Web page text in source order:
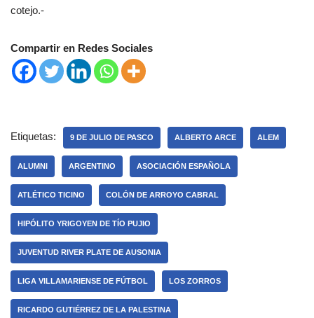
cotejo.-
Compartir en Redes Sociales
Etiquetas: 9 DE JULIO DE PASCO ALBERTO ARCE ALEM
ALUMNI ARGENTINO ASOCIACIÓN ESPAÑOLA
ATLÉTICO TICINO COLÓN DE ARROYO CABRAL
HIPÓLITO YRIGOYEN DE TÍO PUJIO
JUVENTUD RIVER PLATE DE AUSONIA
LIGA VILLAMARIENSE DE FÚTBOL LOS ZORROS
RICARDO GUTIÉRREZ DE LA PALESTINA